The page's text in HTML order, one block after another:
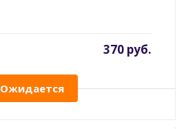
370 руб.
Ожидается